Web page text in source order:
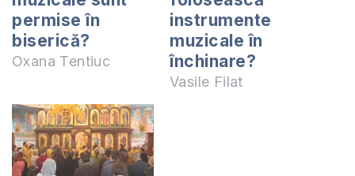
permise în
biserică?
Oxana Tentiuc
instrumente
muzicale în
închinare?
Vasile Filat